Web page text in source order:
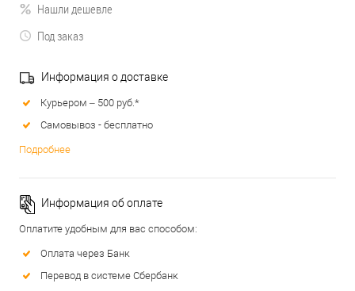
Нашли дешевле
Под заказ
Информация о доставке
Курьером – 500 руб.*
Самовывоз - бесплатно
Подробнее
Информация об оплате
Оплатите удобным для вас способом:
Оплата через Банк
Перевод в системе Сбербанк